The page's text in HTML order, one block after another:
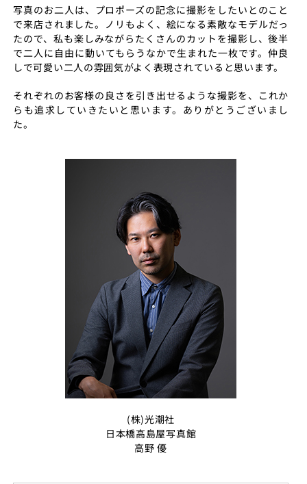
写真のお二人は、プロポーズの記念に撮影をしたいとのこと
で来店されました。ノリもよく、絵になる素敵なモデルだっ
たので、私も楽しみながらたくさんのカットを撮影し、後半
で二人に自由に動いてもらうなかで生まれた一枚です。仲良
しで可愛い二人の雰囲気がよく表現されていると思います。
それぞれのお客様の良さを引き出せるような撮影を、これか
らも追求していきたいと思います。ありがとうございまし
た。
(株)光潮社
日本橋高島屋写真館
高野 優